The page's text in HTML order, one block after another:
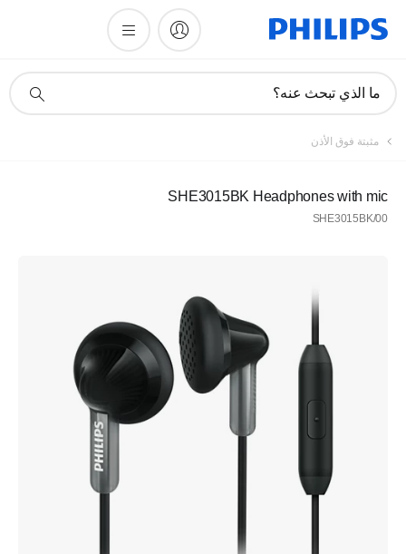
دعم
ما الذي تبحث عنه؟
مثبتة فوق الأذن
SHE3015BK Headphones with mic
SHE3015BK/00